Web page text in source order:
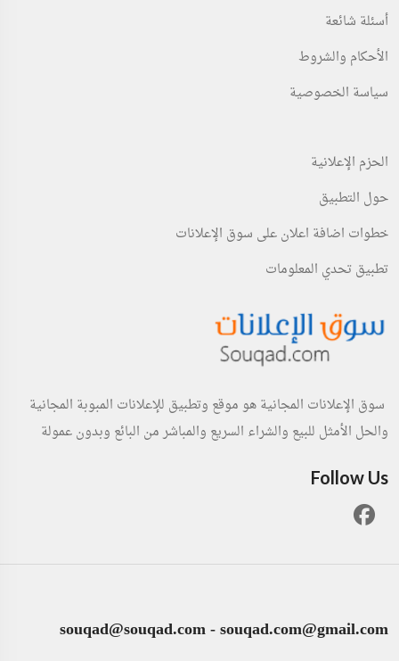
أسئلة شائعة
الأحكام والشروط
سياسة الخصوصية
الحزم الإعلانية
حول التطبيق
خطوات اضافة اعلان على سوق الإعلانات
تطبيق تحدي المعلومات
سوق الإعلانات المجانية هو موقع وتطبيق للإعلانات المبوبة المجانية
والحل الأمثل للبيع والشراء السريع والمباشر من البائع وبدون عمولة
Follow Us
souqad@souqad.com-souqad.com@gmail.com